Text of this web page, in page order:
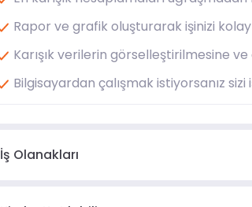
Rapor ve grafik oluşturarak işinizi
Karışık verilerin görselleştirilmesine
Bilgisayardan çalışmak istiyorsanız
İş Olanakları